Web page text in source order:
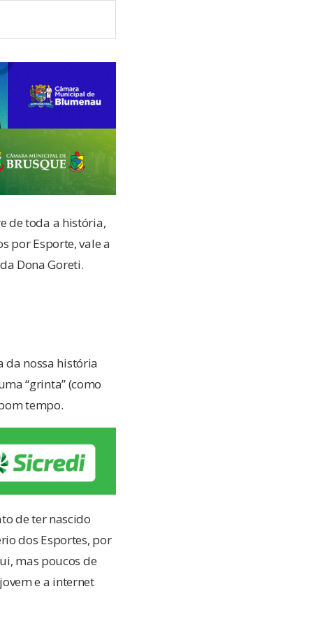
de toda a história,
por Esporte, vale a
Dona Goreti.
da nossa história
“grinta” (como
tempo.
de ter nascido
dos Esportes, por
mas poucos de
e a internet